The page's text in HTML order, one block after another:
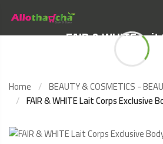
FAIR & WHITE
Exclusive Body
Home
BEAUTY & COSMETICS -
FAIR & WHITE Lait Corps Exclusive